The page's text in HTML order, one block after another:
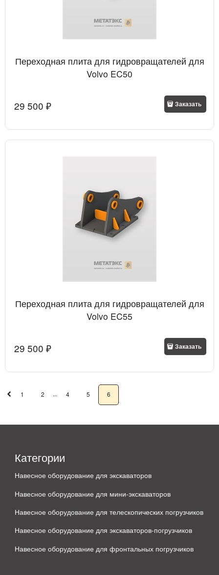
Переходная плита для гидровращателей для
Volvo EC50
29 500 ₽ Заказать
Переходная плита для гидровращателей для
Volvo EC55
29 500 ₽ Заказать
1 2 ... 4 5 6
Категории
Навесное оборудование для экскаваторов
Навесное оборудование для мини-экскаваторов
Навесное оборудование для телескопических погрузчиков
Навесное оборудование для экскаваторов-погрузчиков
Навесное оборудование для фронтальных погрузчиков